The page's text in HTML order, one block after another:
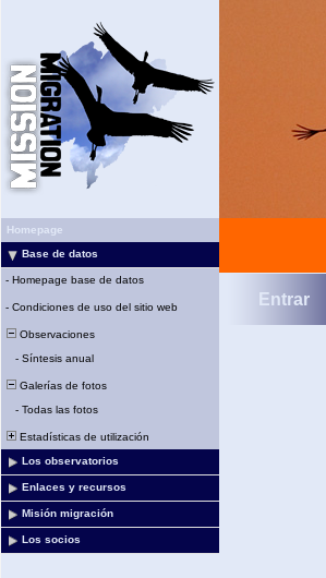
Homepage
Base de datos
- Homepage base de datos
- Condiciones de uso del sitio web
Observaciones
- Síntesis anual
Galerías de fotos
- Todas las fotos
Estadísticas de utilización
Los observatorios
Enlaces y recursos
Misión migración
Los socios
Entrar